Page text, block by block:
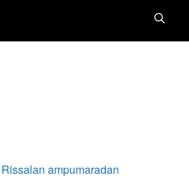
Rissalan ampumaradan